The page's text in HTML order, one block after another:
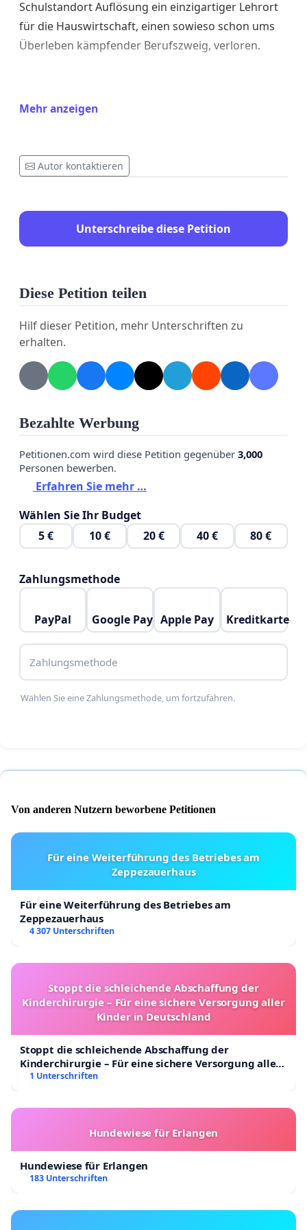
Schulstandort Auflösung ein einzigartiger Lehrort
für die Hauswirtschaft, einen sowieso schon ums
Überleben kämpfender Berufszweig, verloren.
Mit der Unterschrift dieser Petition stimmen Sie
Stimme für ihren Erhalt!
Mehr anzeigen
Autor kontaktieren
Unterschreibe diese Petition
Diese Petition teilen
Hilf dieser Petition, mehr Unterschriften zu
erhalten.
Bezahlte Werbung
Petitionen.com wird diese Petition gegenüber 3,000
Personen bewerben.
Erfahren Sie mehr …
Wählen Sie Ihr Budget
5 €
10 € 20 € 40 € 80 €
Zahlungsmethode
PayPal Google Pay Apple Pay Kreditkarte
Zahlungsmethode
Wählen Sie eine Zahlungsmethode, um fortzufahren.
Von anderen Nutzern beworbene Petitionen
Für eine Weiterführung des Betriebes am
Zeppezauerhaus
Für eine Weiterführung des Betriebes am
Zeppezauerhaus
4 307 Unterschriften
Stoppt die schleichende Abschaffung der
Kinderchirurgie – Für eine sichere Versorgung aller
Kinder in Deutschland
Stoppt die schleichende Abschaffung der
Kinderchirurgie – Für eine sichere Versorgung aller
Kinder in Deutschland
1 Unterschriften
Hundewiese für Erlangen
Hundewiese für Erlangen
183 Unterschriften